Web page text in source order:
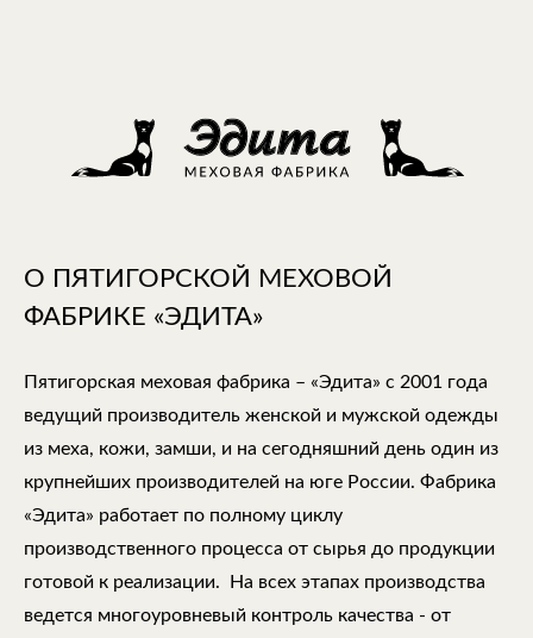
О ПЯТИГОРСКОЙ МЕХОВОЙ
ФАБРИКЕ «ЭДИТА»
Пятигорская меховая фабрика – «Эдита» с 2001 года
ведущий производитель женской и мужской одежды
из меха, кожи, замши, и на сегодняшний день один из
крупнейших производителей на юге России. Фабрика
«Эдита» работает по полному циклу
производственного процесса от сырья до продукции
готовой к реализации. На всех этапах производства
ведется многоуровневый контроль качества - от